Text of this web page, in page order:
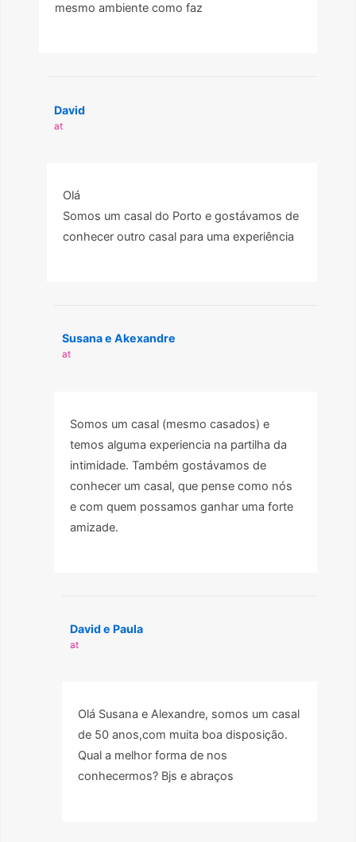
mesmo ambiente como faz
David
at
Olá
Somos um casal do Porto e gostávamos de
conhecer outro casal para uma experiência
Susana e Akexandre
at
Somos um casal (mesmo casados) e
temos alguma experiencia na partilha da
intimidade. Também gostávamos de
conhecer um casal, que pense como nós
e com quem possamos ganhar uma forte
amizade.
David e Paula
at
Olá Susana e Alexandre, somos um casal
de 50 anos,com muita boa disposição.
Qual a melhor forma de nos
conhecermos? Bjs e abraços